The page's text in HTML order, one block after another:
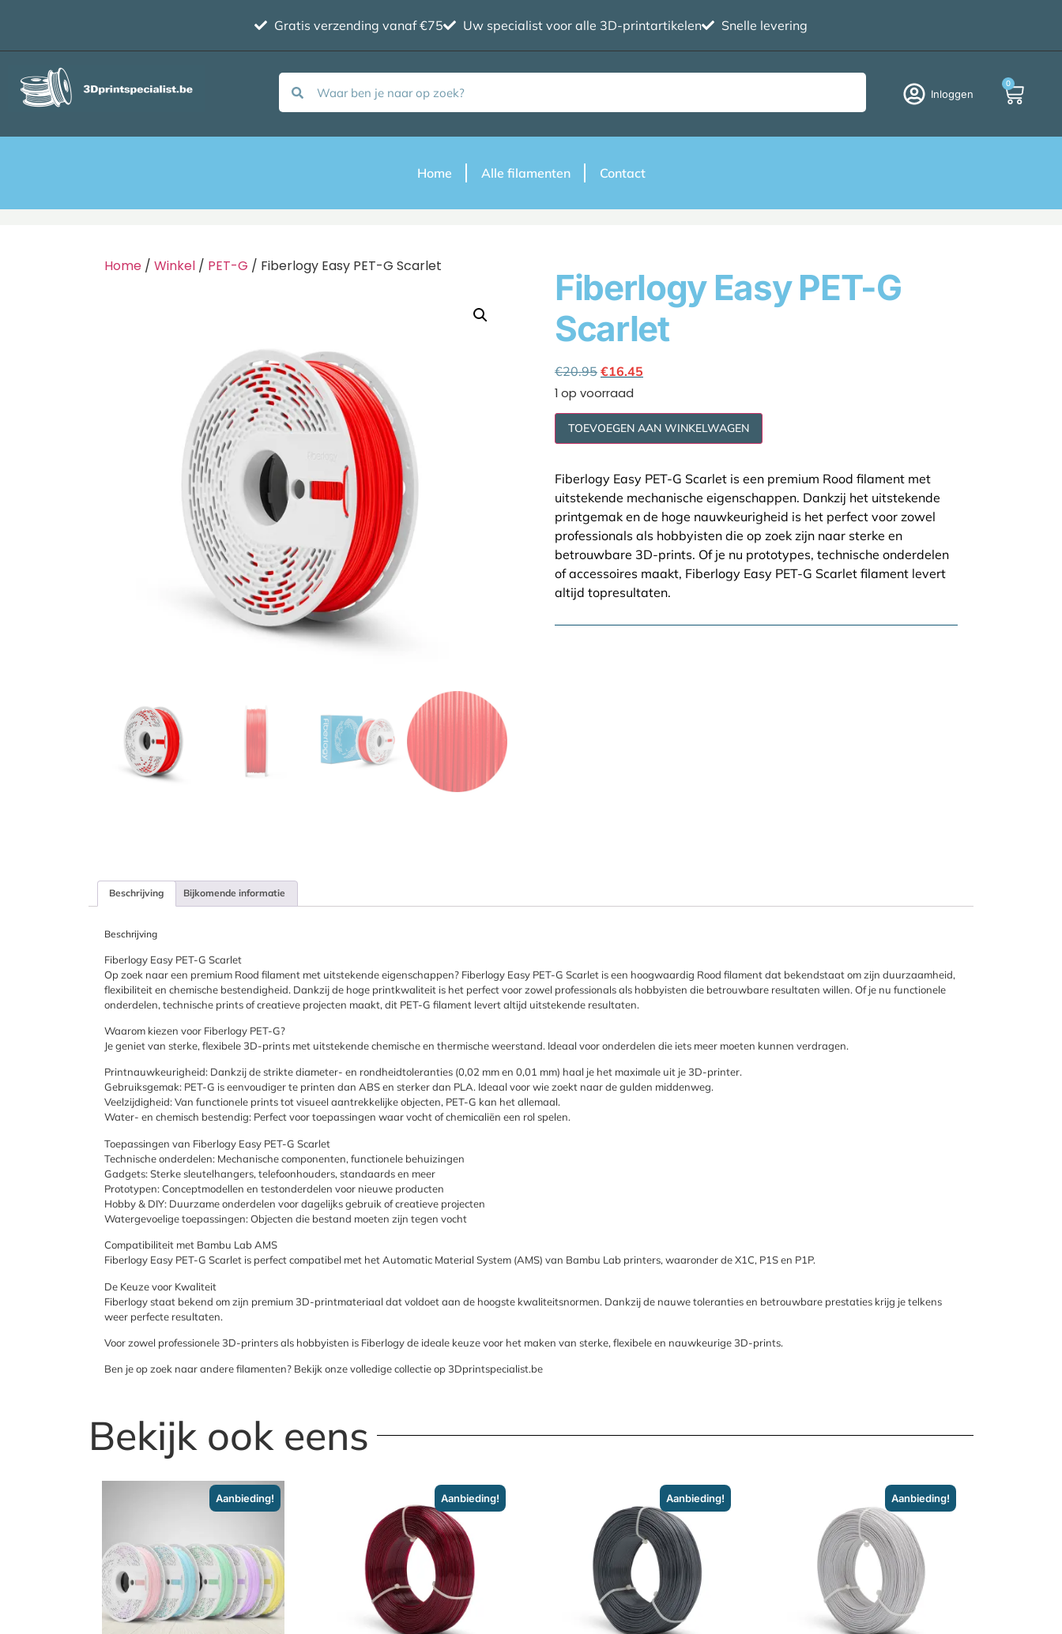
Gratis verzending vanaf €75 Uw specialist voor alle 3D-printartikelen Snelle levering
Inloggen
0
Home Alle filamenten Contact
Home / Winkel / PET-G / Fiberlogy Easy PET-G Scarlet
Fiberlogy Easy PET-G
Scarlet
€20.95 €16.45
1 op voorraad
TOEVOEGEN AAN WINKELWAGEN
Fiberlogy Easy PET-G Scarlet is een premium Rood filament met
uitstekende mechanische eigenschappen. Dankzij het uitstekende
printgemak en de hoge nauwkeurigheid is het perfect voor zowel
professionals als hobbyisten die op zoek zijn naar sterke en
betrouwbare 3D-prints. Of je nu prototypes, technische onderdelen
of accessoires maakt, Fiberlogy Easy PET-G Scarlet filament levert
altijd topresultaten.
Beschrijving Bijkomende informatie
Beschrijving
Fiberlogy Easy PET-G Scarlet
Op zoek naar een premium Rood filament met uitstekende eigenschappen? Fiberlogy Easy PET-G Scarlet is een hoogwaardig Rood filament dat bekendstaat om zijn duurzaamheid,
flexibiliteit en chemische bestendigheid. Dankzij de hoge printkwaliteit is het perfect voor zowel professionals als hobbyisten die betrouwbare resultaten willen. Of je nu functionele
onderdelen, technische prints of creatieve projecten maakt, dit PET-G filament levert altijd uitstekende resultaten.
Waarom kiezen voor Fiberlogy PET-G?
Je geniet van sterke, flexibele 3D-prints met uitstekende chemische en thermische weerstand. Ideaal voor onderdelen die iets meer moeten kunnen verdragen.
Printnauwkeurigheid: Dankzij de strikte diameter- en rondheidtoleranties (0,02 mm en 0,01 mm) haal je het maximale uit je 3D-printer.
Gebruiksgemak: PET-G is eenvoudiger te printen dan ABS en sterker dan PLA. Ideaal voor wie zoekt naar de gulden middenweg.
Veelzijdigheid: Van functionele prints tot visueel aantrekkelijke objecten, PET-G kan het allemaal.
Water- en chemisch bestendig: Perfect voor toepassingen waar vocht of chemicaliën een rol spelen.
Toepassingen van Fiberlogy Easy PET-G Scarlet
Technische onderdelen: Mechanische componenten, functionele behuizingen
Gadgets: Sterke sleutelhangers, telefoonhouders, standaards en meer
Prototypen: Conceptmodellen en testonderdelen voor nieuwe producten
Hobby & DIY: Duurzame onderdelen voor dagelijks gebruik of creatieve projecten
Watergevoelige toepassingen: Objecten die bestand moeten zijn tegen vocht
Compatibiliteit met Bambu Lab AMS
Fiberlogy Easy PET-G Scarlet is perfect compatibel met het Automatic Material System (AMS) van Bambu Lab printers, waaronder de X1C, P1S en P1P.
De Keuze voor Kwaliteit
Fiberlogy staat bekend om zijn premium 3D-printmateriaal dat voldoet aan de hoogste kwaliteitsnormen. Dankzij de nauwe toleranties en betrouwbare prestaties krijg je telkens
weer perfecte resultaten.
Voor zowel professionele 3D-printers als hobbyisten is Fiberlogy de ideale keuze voor het maken van sterke, flexibele en nauwkeurige 3D-prints.
Ben je op zoek naar andere filamenten? Bekijk onze volledige collectie op 3Dprintspecialist.be
Bekijk ook eens
Aanbieding! Aanbieding! Aanbieding! Aanbieding!